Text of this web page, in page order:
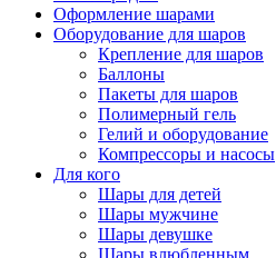
Оформление шарами
Оборудование для шаров
Крепление для шаров
Баллоны
Пакеты для шаров
Полимерный гель
Гелий и оборудование
Компрессоры и насосы
Для кого
Шары для детей
Шары мужчине
Шары девушке
Шары влюбленным